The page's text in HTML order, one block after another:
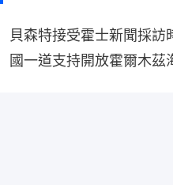
貝森特接受霍士新聞採
國一道支持開放霍爾木茲